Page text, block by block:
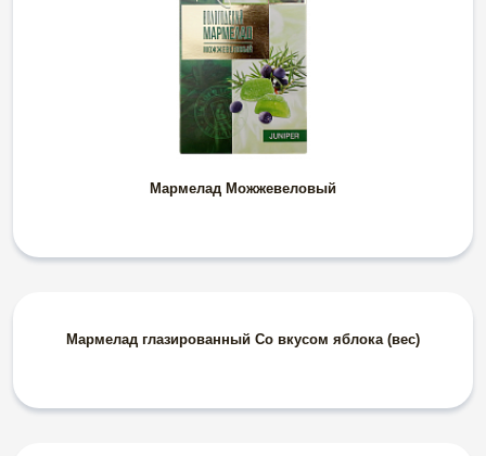
Мармелад Можжевеловый
Мармелад глазированный Со вкусом яблока (вес)